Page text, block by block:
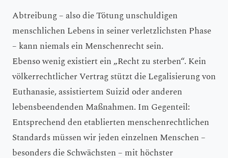
Abtreibung – also die Tötung unschuldigen
menschlichen Lebens in seiner verletzlichsten Phase
– kann niemals ein Menschenrecht sein.
Ebenso wenig existiert ein „Recht zu sterben“. Kein
völkerrechtlicher Vertrag stützt die Legalisierung von
Euthanasie, assistiertem Suizid oder anderen
lebensbeendenden Maßnahmen. Im Gegenteil:
Entsprechend den etablierten menschenrechtlichen
Standards müssen wir jeden einzelnen Menschen –
besonders die Schwächsten – mit höchster